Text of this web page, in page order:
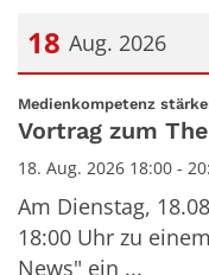
18 Aug. 2026
Datum: 18. August
Medienkompetenz
Vortrag zum
18. Aug. 2026 18:00 -
Am Dienstag,
18:00 Uhr zu
News" ein ...